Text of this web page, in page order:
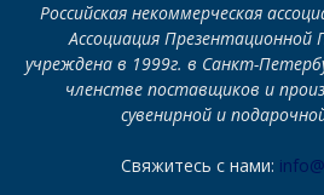
Российская некоммерческая
Ассоциация Презентационной
учреждена в 1999г. в Санкт-
членстве поставщиков и
сувенирной и
Свяжитесь с нами: